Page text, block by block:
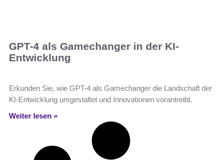
GPT-4 als Gamechanger in der KI-
Entwicklung
Erkunden Sie, wie GPT-4 als Gamechanger die Landschaft der
KI-Entwicklung umgestaltet und Innovationen vorantreibt.
Weiter lesen »